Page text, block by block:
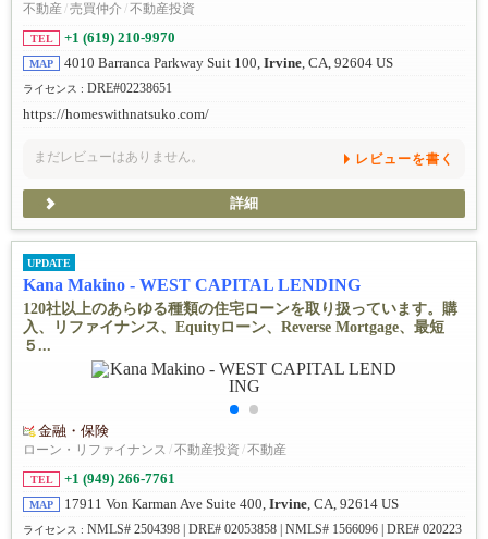
不動産/売買仲介 /不動産投資
TEL +1 (619) 210-9970
MAP 4010 Barranca Parkway Suit 100, Irvine, CA, 92604 US
ライセンス : DRE#02238651
https://homeswithnatsuko.com/
まだレビューはありません。 レビューを書く
詳細
UPDATE
Kana Makino - WEST CAPITAL LENDING
120社以上のあらゆる種類の住宅ローンを取り扱っています。購
入、リファイナンス、Equityローン、Reverse Mortgage、最短
５...
金融・保険
ローン・リファイナンス /不動産投資 /不動産
TEL +1 (949) 266-7761
MAP 17911 Von Karman Ave Suite 400, Irvine, CA, 92614 US
ライセンス : NMLS# 2504398 | DRE# 02053858 | NMLS# 1566096 | DRE# 020223